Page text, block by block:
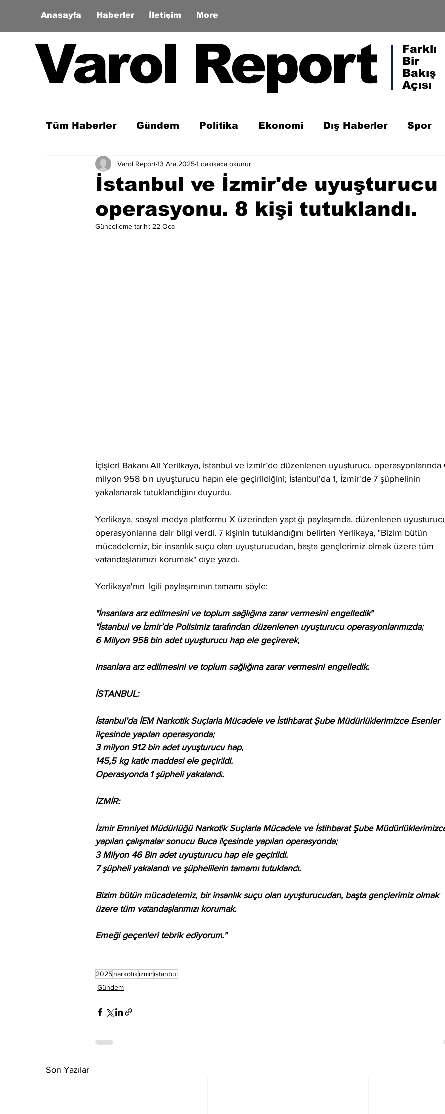
Anasayfa Haberler İletişim More
Varol Report
Farklı
Bir
Bakış
Açısı
Tüm Haberler Gündem Politika Ekonomi Dış Haberler Spor
Son Dakika Zaman Tüneli
İstanbul ve İzmir'de uyuşturucu
operasyonu. 8 kişi tutuklandı.
Varol Report13 Ara 20251 dakikada okunur
Güncelleme tarihi: 22 Oca
İçişleri Bakanı Ali Yerlikaya, İstanbul ve İzmir’de düzenlenen uyuşturucu
milyon 958 bin uyuşturucu hapın ele geçirildiğini; İstanbul'da 1, İzmir'de 7 şüphelinin
yakalanarak tutuklandığını duyurdu.
Yerlikaya, sosyal medya platformu X üzerinden yaptığı paylaşımda, düzenlenen
operasyonlarına dair bilgi verdi. 7 kişinin tutuklandığını belirten Yerlikaya, "Bizim bütün
mücadelemiz, bir insanlık suçu olan uyuşturucudan, başta gençlerimiz olmak üzere tüm
vatandaşlarımızı korumak" diye yazdı.
Yerlikaya'nın ilgili paylaşımının tamamı şöyle:
"İnsanlara arz edilmesini ve toplum sağlığına zarar vermesini engelledik"
"İstanbul ve İzmir’de Polisimiz tarafından düzenlenen uyuşturucu operasyonlarımızda;
6 Milyon 958 bin adet uyuşturucu hap ele geçirerek,
insanlara arz edilmesini ve toplum sağlığına zarar vermesini engelledik.
İSTANBUL:
İstanbul’da İEM Narkotik Suçlarla Mücadele ve İstihbarat Şube Müdürlüklerimizce Esenler
ilçesinde yapılan operasyonda;
3 milyon 912 bin adet uyuşturucu hap,
145,5 kg katkı maddesi ele geçirildi.
Operasyonda 1 şüpheli yakalandı.
İZMİR:
İzmir Emniyet Müdürlüğü Narkotik Suçlarla Mücadele ve İstihbarat Şube
yapılan çalışmalar sonucu Buca ilçesinde yapılan operasyonda;
3 Milyon 46 Bin adet uyuşturucu hap ele geçirildi.
7 şüpheli yakalandı ve şüphelilerin tamamı tutuklandı.
Bizim bütün mücadelemiz, bir insanlık suçu olan uyuşturucudan, başta gençlerimiz olmak
üzere tüm vatandaşlarımızı korumak.
Emeği geçenleri tebrik ediyorum."
2025narkotikizmiristanbul
Gündem
Son Yazılar